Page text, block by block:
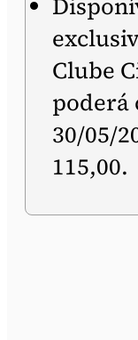
Clube
poderá
30/05/
115,00.